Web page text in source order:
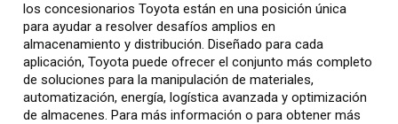
los concesionarios Toyota están en una posición única
para ayudar a resolver desafíos amplios en
almacenamiento y distribución. Diseñado para cada
aplicación, Toyota puede ofrecer el conjunto más completo
de soluciones para la manipulación de materiales,
automatización, energía, logística avanzada y optimización
de almacenes. Para más información o para obtener más